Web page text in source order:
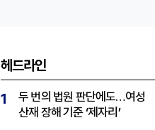
헤드라인
1
두 번의 법원 판단에도…여성
산재 장해 기준 ‘제자리’